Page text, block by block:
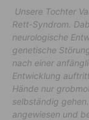
Unsere Tochter
Rett-Syndrom.
neurologische
genetische
nach einer
Entwicklung
Hände nur
selbständig
angewiesen und